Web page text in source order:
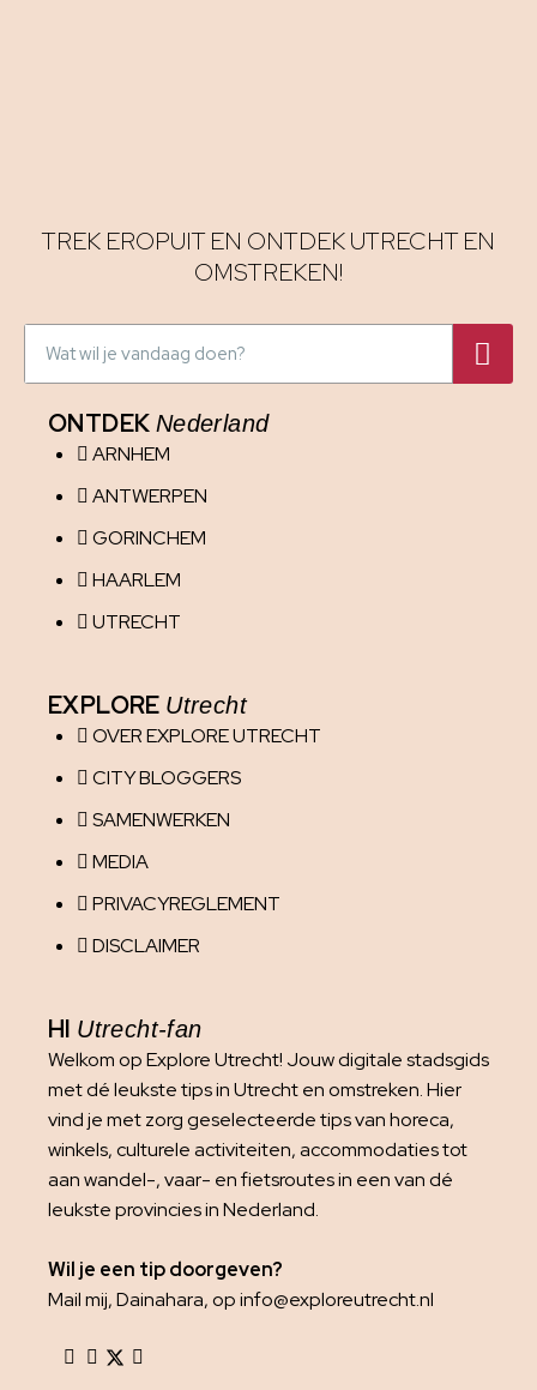
TREK EROPUIT EN ONTDEK UTRECHT EN
OMSTREKEN!
ONTDEK Nederland
ARNHEM
ANTWERPEN
GORINCHEM
HAARLEM
UTRECHT
EXPLORE Utrecht
OVER EXPLORE UTRECHT
CITY BLOGGERS
SAMENWERKEN
MEDIA
PRIVACYREGLEMENT
DISCLAIMER
HI Utrecht-fan
Welkom op Explore Utrecht! Jouw digitale stadsgids
met dé leukste tips in Utrecht en omstreken. Hier
vind je met zorg geselecteerde tips van horeca,
winkels, culturele activiteiten, accommodaties tot
aan wandel-, vaar- en fietsroutes in een van dé
leukste provincies in Nederland.
Wil je een tip doorgeven?
Mail mij, Dainahara, op info@exploreutrecht.nl